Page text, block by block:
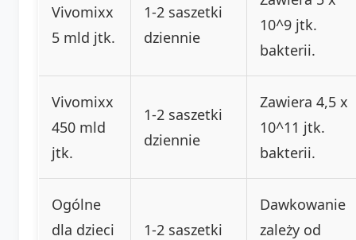
Vivomixx
5 mld jtk.
1-2 saszetki
dziennie
10^9 jtk.
bakterii.
Vivomixx
450 mld
jtk.
1-2 saszetki
dziennie
Zawiera 4,5 x
10^11 jtk.
bakterii.
Ogólne
dla dzieci
1-2 saszetki
Dawkowanie
zależy od